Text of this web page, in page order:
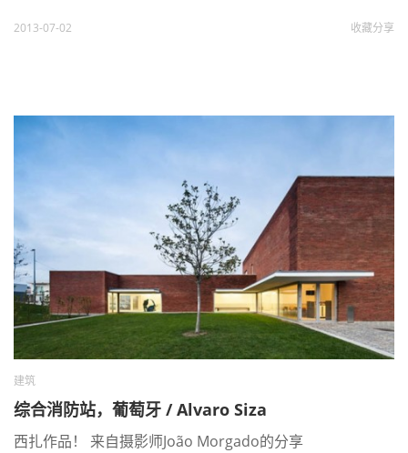
2013-07-02 收藏分享
建筑
综合消防站，葡萄牙 / Alvaro Siza
西扎作品！ 来自摄影师João Morgado的分享